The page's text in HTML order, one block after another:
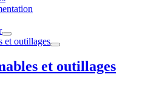
et outillages
et outillages